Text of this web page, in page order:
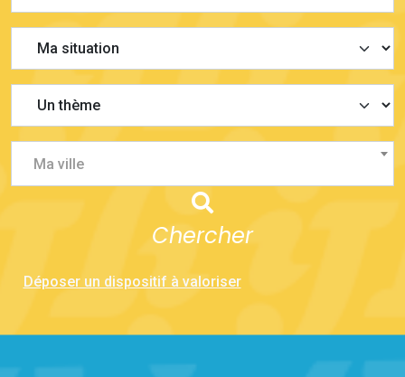
Ma ville
Chercher
Déposer un dispositif à valoriser